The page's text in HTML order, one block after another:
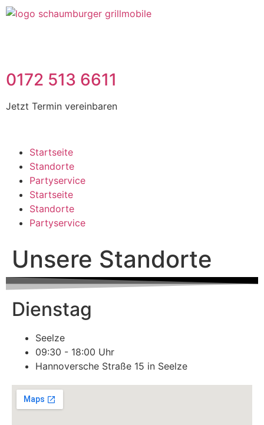
0172 513 6611
Jetzt Termin vereinbaren
Startseite
Standorte
Partyservice
Startseite
Standorte
Partyservice
Unsere Standorte
Dienstag
Seelze
09:30 - 18:00 Uhr
Hannoversche Straße 15 in Seelze